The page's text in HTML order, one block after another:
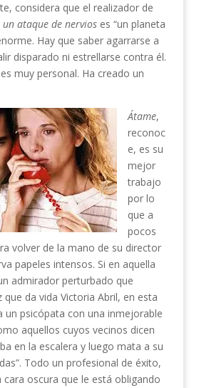
considera que el realizador de
ataque de nervioses “un planeta
Hay que saber agarrarse a
disparado ni estrellarse contra él.
muy personal. Ha creado un
Átame,
reconoc
e, es su
mejor
trabajo
por lo
que a
pocos
volver de la mano de su director
papeles intensos. Si en aquella
admirador perturbado que
que da vida Victoria Abril, en esta
un psicópata con una inmejorable
aquellos cuyos vecinos dicen
en la escalera y luego mata a su
Todo un profesional de éxito,
oscura que le está obligando